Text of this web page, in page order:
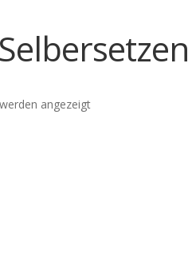
Selbersetzen
angezeigt